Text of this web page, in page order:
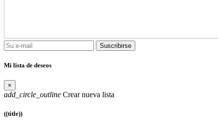
Suscribirse
Mi lista de deseos
×
add_circle_outline Crear nueva lista
((title))